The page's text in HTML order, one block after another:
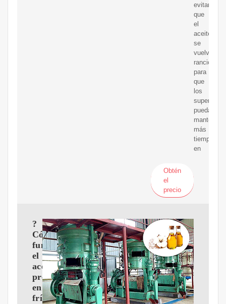
evitar
que
el
aceite
se
vuelva
rancio
para
que
los
puedan
mantenerlo
más
tiempo
en
Obtén
el
precio
?
Cómo
funciona
el
aceite
prensado
en
frío?